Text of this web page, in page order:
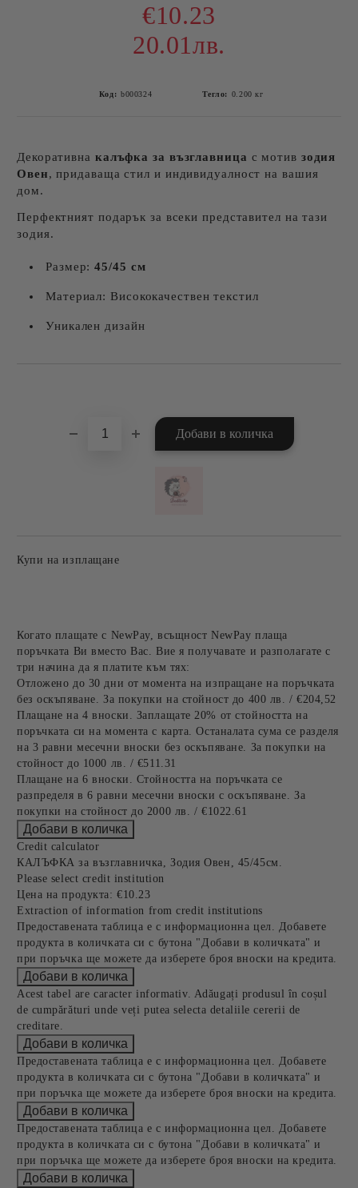
€10.23
20.01лв.
Код: b000324 Тегло: 0.200 кг
Декоративна калъфка за възглавница с мотив зодия
Овен, придаваща стил и индивидуалност на вашия
дом.
Перфектният подарък за всеки представител на тази
зодия.
Размер:45/45 см
Материал: Висококачествен текстил
Уникален дизайн
Купи на изплащане
Когато плащате с NewPay, всъщност NewPay плаща
поръчката Ви вместо Вас. Вие я получавате и разполагате с
три начина да я платите към тях:
Отложено до 30 дни от момента на изпращане на поръчката
без оскъпяване. За покупки на стойност до 400 лв. / €204,52
Плащане на 4 вноски. Заплащате 20% от стойността на
поръчката си на момента с карта. Останалата сума се разделя
на 3 равни месечни вноски без оскъпяване. За покупки на
стойност до 1000 лв. / €511.31
Плащане на 6 вноски. Стойността на поръчката се
разпределя в 6 равни месечни вноски с оскъпяване. За
покупки на стойност до 2000 лв. / €1022.61
Credit calculator
КАЛЪФКА за възглавничка, Зодия Овен, 45/45см.
Please select credit institution
Цена на продукта: €10.23
Extraction of information from credit institutions
Предоставената таблица е с информационна цел. Добавете
продукта в количката си с бутона "Добави в количката" и
при поръчка ще можете да изберете броя вноски на кредита.
Acest tabel are caracter informativ. Adăugați produsul în coșul
de cumpărături unde veți putea selecta detaliile cererii de
creditare.
Предоставената таблица е с информационна цел. Добавете
продукта в количката си с бутона "Добави в количката" и
при поръчка ще можете да изберете броя вноски на кредита.
Предоставената таблица е с информационна цел. Добавете
продукта в количката си с бутона "Добави в количката" и
при поръчка ще можете да изберете броя вноски на кредита.